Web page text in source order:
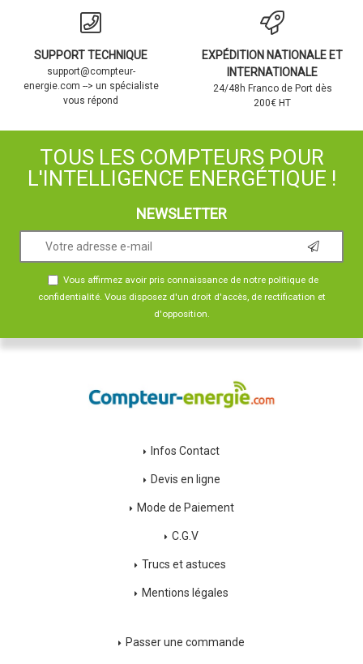
SUPPORT TECHNIQUE
support@compteur-
energie.com --> un spécialiste
vous répond
EXPÉDITION NATIONALE ET
INTERNATIONALE
24/48h Franco de Port dès
200€ HT
TOUS LES COMPTEURS POUR
L'INTELLIGENCE ENERGÉTIQUE !
NEWSLETTER
Vous affirmez avoir pris connaissance de notre politique de
confidentialité. Vous disposez d'un droit d'accès, de rectification et
d'opposition.
Infos Contact
Devis en ligne
Mode de Paiement
C.G.V
Trucs et astuces
Mentions légales
Passer une commande